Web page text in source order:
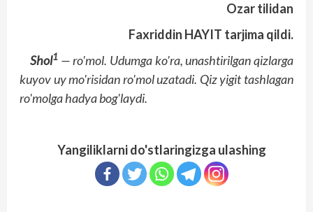
Ozar tilidan
Faxriddin HAYIT tarjima qildi.
Shol1 — ro'mol. Udumga ko'ra, unashtirilgan qizlarga
kuyov uy mo'risidan ro'mol uzatadi. Qiz yigit tashlagan
ro'molga hadya bog'laydi.
Yangiliklarni do'stlaringizga ulashing